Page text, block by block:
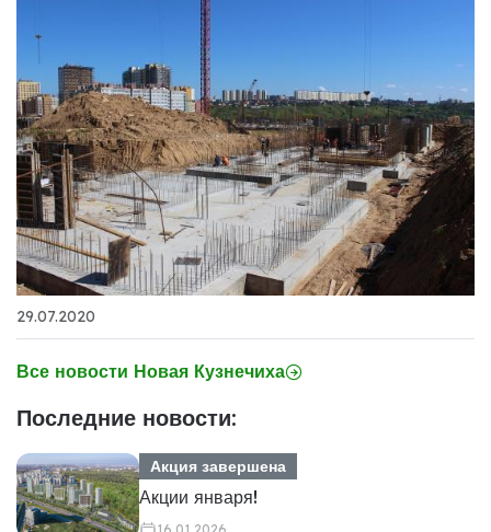
29.07.2020
Все новости Новая Кузнечиха
Последние новости:
Акция завершена
Акции января!